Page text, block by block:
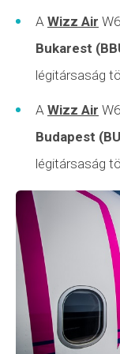
A Wizz Air
Bukarest
légitársaság
A Wizz Air
Budapest
légitársaság